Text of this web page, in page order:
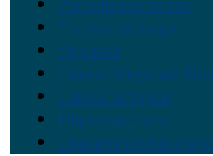
Российские элиты
Теория заговора
Украина
Новый Мировой
Тайны истории
Обратная связь
Правила